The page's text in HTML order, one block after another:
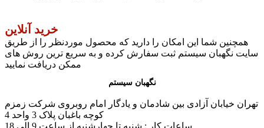
خرید آنلاین
همچنین شما این امکان را دارید که محصول موردنظر را از طریق
سایت نگهبان سیستم ثبت سفارش کرده و به سریع ترین روش های
ممکن دریافت نمایید
نگهبان سیستم
تهران خیابان آزادی بین شادمان و یادگار امام روبروی شرکت زمزم
کوچه باغبان پلاک 3 واحد 4